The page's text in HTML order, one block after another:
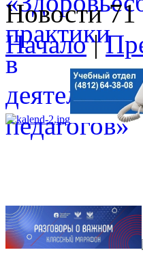
Новости
Начало|